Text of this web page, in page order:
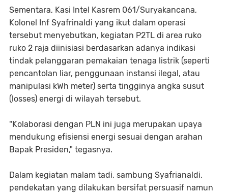
Sementara, Kasi Intel Kasrem 061/Suryakancana,
Kolonel Inf Syafrinaldi yang ikut dalam operasi
tersebut menyebutkan, kegiatan P2TL di area ruko
ruko 2 raja diinisiasi berdasarkan adanya indikasi
tindak pelanggaran pemakaian tenaga listrik (seperti
pencantolan liar, penggunaan instansi ilegal, atau
manipulasi kWh meter) serta tingginya angka susut
(losses) energi di wilayah tersebut.
"Kolaborasi dengan PLN ini juga merupakan upaya
mendukung efisiensi energi sesuai dengan arahan
Bapak Presiden," tegasnya.
Dalam kegiatan malam tadi, sambung Syafrianaldi,
pendekatan yang dilakukan bersifat persuasif namun